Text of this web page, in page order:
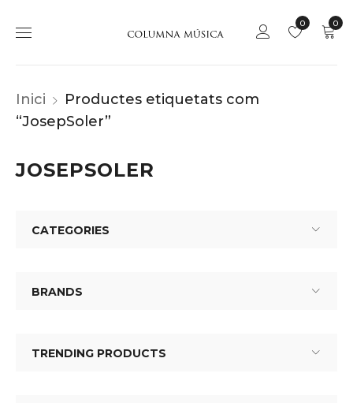
0
0
Inici
Productes etiquetats com
“JosepSoler”
JOSEPSOLER
CATEGORIES
BRANDS
TRENDING PRODUCTS